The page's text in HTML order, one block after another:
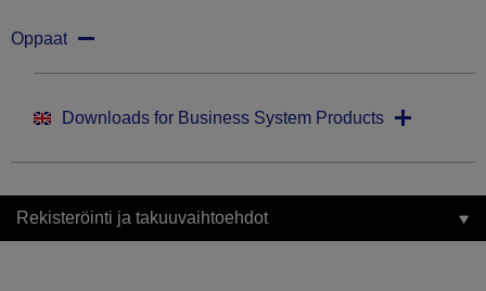
Oppaat
Downloads for Business System Products
Rekisteröinti ja takuuvaihtoehdot